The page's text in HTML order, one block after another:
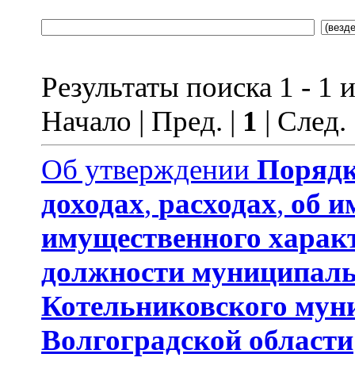
Результаты поиска 1 - 1
Начало | Пред. | 1 |
Об утверждении
доходах, расходах, об
имущественного
должности
Котельниковского
Волгоградской области